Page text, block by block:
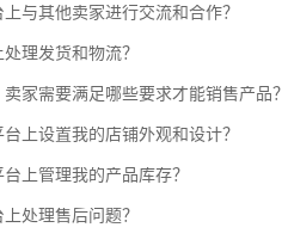
与其他卖家进行交流和合作？
理发货和物流？
家需要满足哪些要求才能销售产品？
上设置我的店铺外观和设计？
上管理我的产品库存？
处理售后问题？